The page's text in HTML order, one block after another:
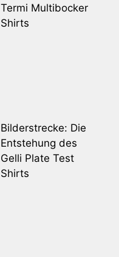
Termi Multibocker
Shirts
Bilderstrecke: Die
Entstehung des
Gelli Plate Test
Shirts